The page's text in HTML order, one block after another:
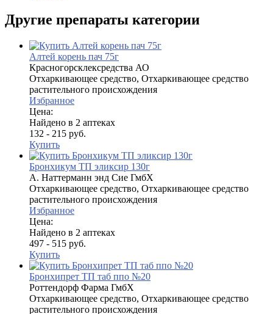
Другие препараты категории
Алтей корень пач 75г
Красногорсклексредства АО
Отхаркивающее средство, Отхаркивающее средство
растительного происхождения
Избранное
Цена:
Найдено в 2 аптеках
132 - 215 руб.
Купить
Бронхикум ТП эликсир 130г
А. Наттерманн энд Сие ГмбХ
Отхаркивающее средство, Отхаркивающее средство
растительного происхождения
Избранное
Цена:
Найдено в 2 аптеках
497 - 515 руб.
Купить
Бронхипрет ТП таб ппо №20
Роттендорф Фарма ГмбХ
Отхаркивающее средство, Отхаркивающее средство
растительного происхождения